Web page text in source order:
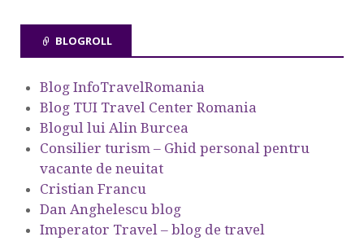
BLOGROLL
Blog InfoTravelRomania
Blog TUI Travel Center Romania
Blogul lui Alin Burcea
Consilier turism – Ghid personal pentru
vacante de neuitat
Cristian Francu
Dan Anghelescu blog
Imperator Travel – blog de travel